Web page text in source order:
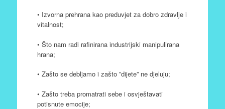
• Izvorna prehrana kao preduvjet za dobro zdravlje i
vitalnost;
• Što nam radi rafinirana industrijski manipulirana
hrana;
• Zašto se debljamo i zašto ”dijete” ne djeluju;
• Zašto treba promatrati sebe i osvještavati
potisnute emocije;